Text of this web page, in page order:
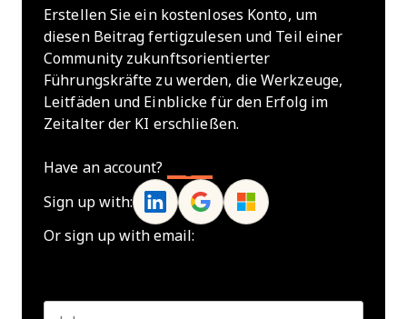
Erstellen Sie ein kostenloses Konto, um
diesen Beitrag fertigzulesen und Teil einer
Community zukunftsorientierter
Führungskräfte zu werden, die Werkzeuge,
Leitfäden und Einblicke für den Erfolg im
Zeitalter der KI erschließen.
Have an account?
Sign up with:
Or sign up with email: